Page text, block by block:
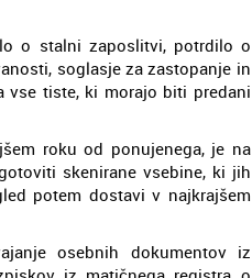
o stalni zaposlitvi, potrdilo o
soglasje za zastopanje in
vse tiste, ki morajo biti predani
roku od ponujenega, je na
skenirane vsebine, ki jih
potem dostavi v najkrajšem
osebnih dokumentov iz